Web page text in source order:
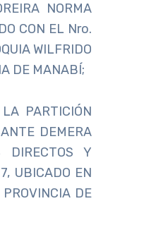
NORMA
CON EL Nro.
WILFRIDO
DE MANABÍ;
PARTICIÓN
DEMERA
DIRECTOS Y
UBICADO EN
DE